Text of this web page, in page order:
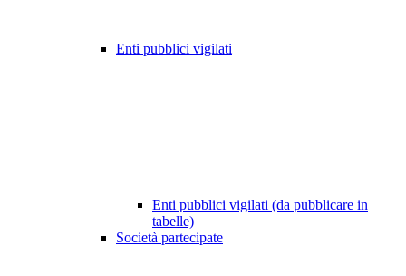
Enti pubblici vigilati
Enti pubblici vigilati (da pubblicare in
tabelle)
Società partecipate